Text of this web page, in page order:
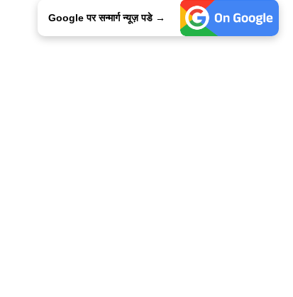
Google पर सन्मार्ग न्यूज़ पडे →